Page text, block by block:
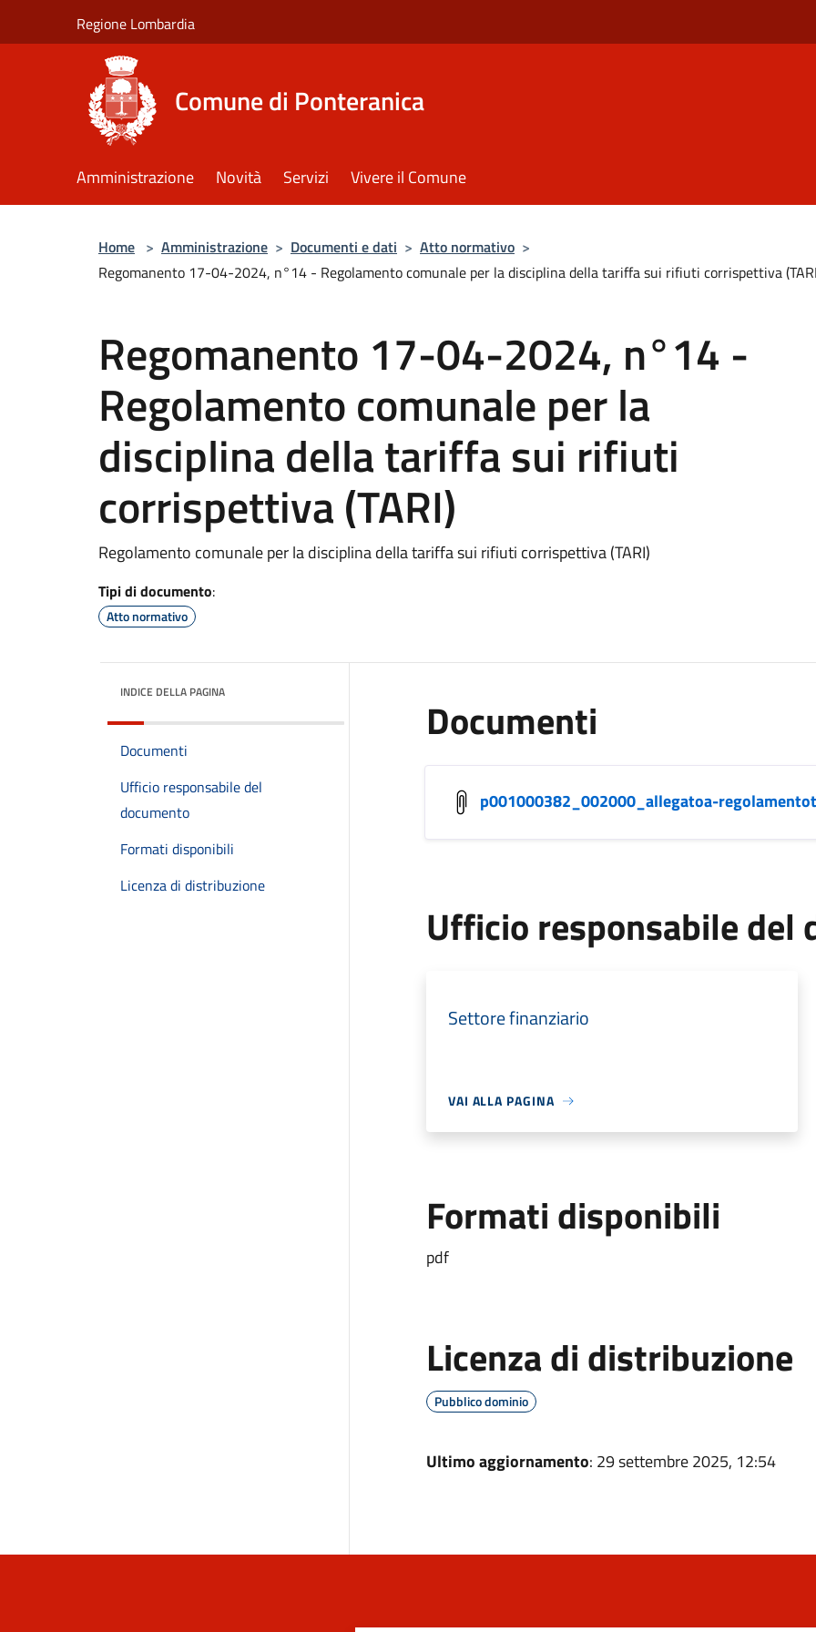
Regione Lombardia
Comune di Ponteranica
Amministrazione Novità Servizi Vivere il Comune
Home > Amministrazione > Documenti e dati > Atto normativo >
Regomanento 17-04-2024, n°14 - Regolamento comunale per la disciplina della tariffa sui rifiuti corrispettiva
Regomanento 17-04-2024, n°14 -
Regolamento comunale per la
disciplina della tariffa sui rifiuti
corrispettiva (TARI)
Regolamento comunale per la disciplina della tariffa sui rifiuti corrispettiva (TARI)
Tipi di documento:
Atto normativo
INDICE DELLA PAGINA
Documenti
Ufficio responsabile del
documento
Formati disponibili
Licenza di distribuzione
Documenti
p001000382_002000_allegatoa-
Ufficio responsabile del
Settore finanziario
VAI ALLA PAGINA
Formati disponibili
pdf
Licenza di distribuzione
Pubblico dominio
Ultimo aggiornamento: 29 settembre 2025, 12:54